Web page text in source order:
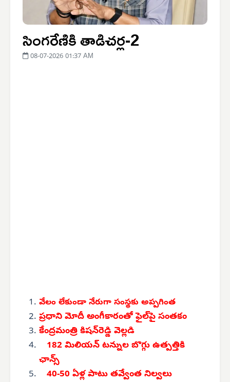
సింగరేణికి తాడిచర్ల-2
08-07-2026 01:37 AM
వేలం లేకుండా నేరుగా సంస్థకు అప్పగింత
ప్రధాని మోదీ అంగీకారంతో ఫైల్‌పై సంతకం
కేంద్రమంత్రి కిషన్‌రెడ్డి వెల్లడి
182 మిలియన్ టన్నుల బొగ్గు ఉత్పత్తికి
ఛాన్స్
40-50 ఏళ్ల పాటు తవ్వేంత నిల్వలు